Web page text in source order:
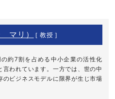
マリ） [ 教授 ]
約7割を占める中小企業の活性化
われています。一方では、世の中
ビジネスモデルに限界が生じ市場